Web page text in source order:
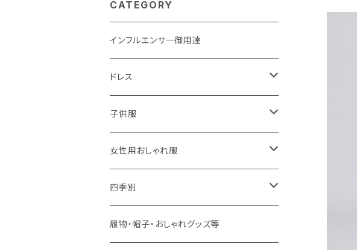
CATEGORY
インフルエンサー御用達
ドレス
子供用
大人用
子供服
男の子用
春夏用
秋冬用
女の子用
春夏用
女性用おしゃれ服
ドレス
春夏用
四季別
春
履物・帽子・おしゃれグッズ等